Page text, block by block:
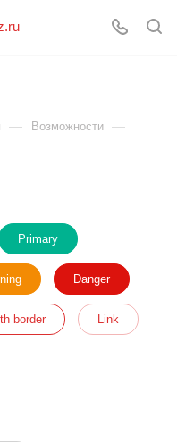
— Возможности —
Primary
Danger
border Link